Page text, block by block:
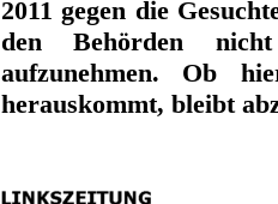
2011 gegen die
den Behörden
aufzunehmen. Ob
herauskommt, bleibt